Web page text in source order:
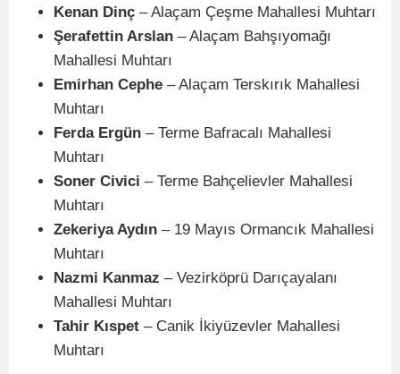
Kenan Dinç – Alaçam Çeşme Mahallesi Muhtarı
Şerafettin Arslan – Alaçam Bahşıyomağı
Mahallesi Muhtarı
Emirhan Cephe – Alaçam Terskırık Mahallesi
Muhtarı
Ferda Ergün – Terme Bafracalı Mahallesi
Muhtarı
Soner Civici – Terme Bahçelievler Mahallesi
Muhtarı
Zekeriya Aydın – 19 Mayıs Ormancık Mahallesi
Muhtarı
Nazmi Kanmaz – Vezirköprü Darıçayalanı
Mahallesi Muhtarı
Tahir Kıspet – Canik İkiyüzevler Mahallesi
Muhtarı